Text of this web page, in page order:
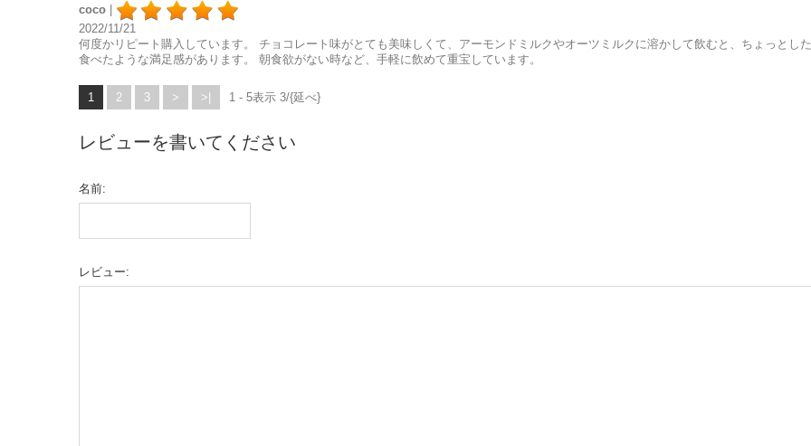
coco |
2022/11/21
何度かリピート購入しています。 チョコレート味がとても美味しくて、アーモンドミルクやオーツミルクに溶かして飲むと、ちょっとし
食べたような満足感があります。 朝食欲がない時など、手軽に飲めて重宝しています。
1 2 3 > >| 1 - 5表示 3/{延べ}
レビューを書いてください
名前:
レビュー: